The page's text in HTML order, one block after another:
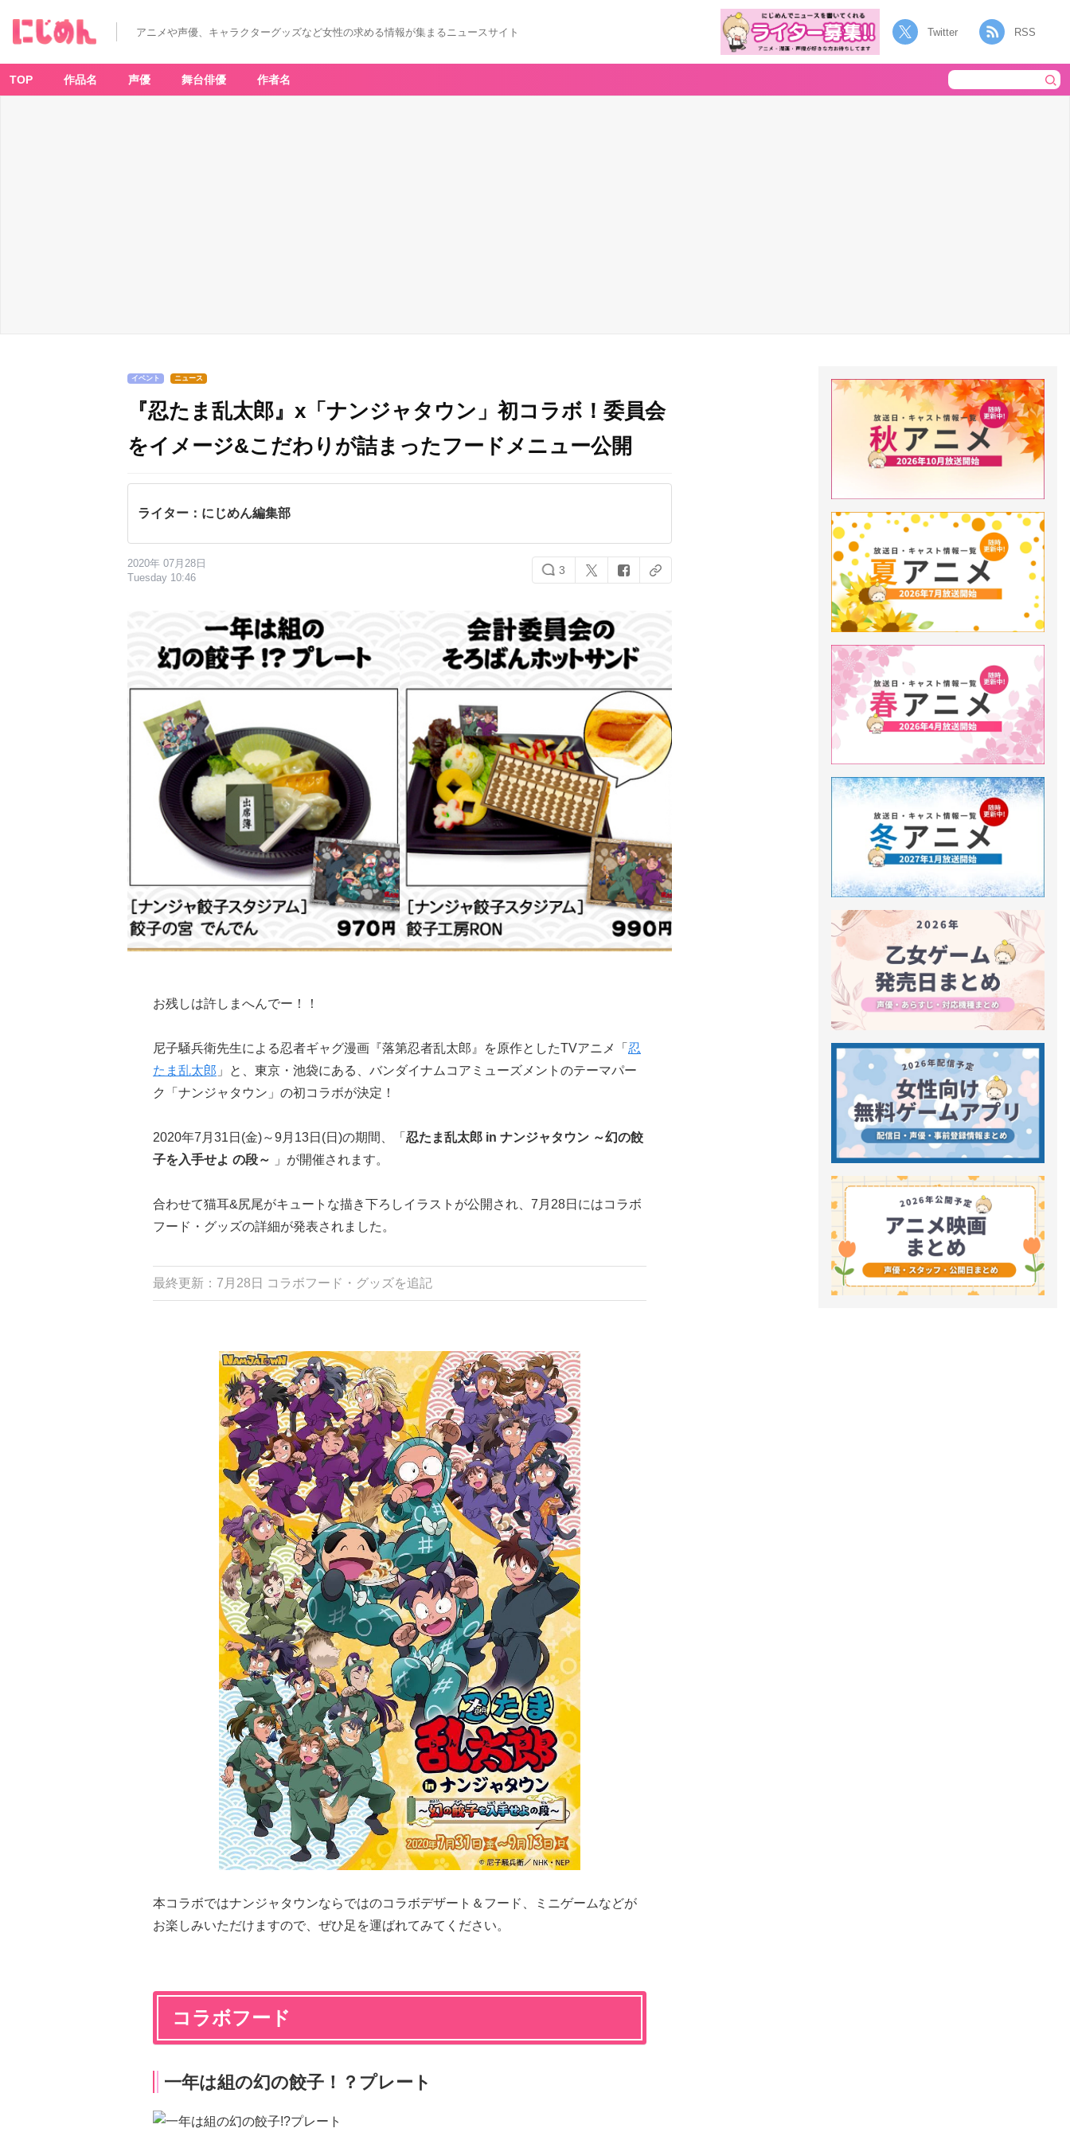
アニメや声優、キャラクターグッズなど女性の求める情報が集まるニュースサイト Twitter RSS
TOP 作品名 声優 舞台俳優 作者名
イベント ニュース
『忍たま乱太郎』x「ナンジャタウン」初コラボ！委員会
をイメージ&こだわりが詰まったフードメニュー公開
ライター：にじめん編集部
2020年 07月28日
Tuesday 10:46
3
お残しは許しまへんでー！！
尼子騒兵衛先生による忍者ギャグ漫画『落第忍者乱太郎』を原作としたTVアニメ「 忍
たま乱太郎 」と、東京・池袋にある、バンダイナムコアミューズメントのテーマパー
ク「ナンジャタウン」の初コラボが決定！
2020年7月31日(金)～9月13日(日)の期間、「 忍たま乱太郎 in ナンジャタウン ～幻の餃
子を入手せよ の段～
」が開催されます。
合わせて猫耳&尻尾がキュートな描き下ろしイラストが公開され、7月28日にはコラボ
フード・グッズの詳細が発表されました。
最終更新：7月28日 コラボフード・グッズを追記
本コラボではナンジャタウンならではのコラボデザート＆フード、ミニゲームなどが
お楽しみいただけますので、ぜひ足を運ばれてみてください。
コラボフード
一年は組の幻の餃子！？プレート